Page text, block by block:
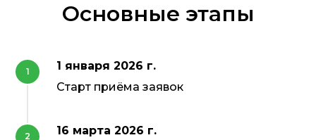
Основные этапы
1 января 2026 г.
Старт приёма заявок
16 марта 2026 г.